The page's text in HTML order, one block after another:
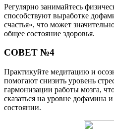
Регулярно занимайтесь
способствуют выработке
счастья», что может
общее состояние здоровья.
СОВЕТ №4
Практикуйте медитацию и
помогают снизить уровень
гармонизации работы мозга,
сказаться на уровне
состоянии.